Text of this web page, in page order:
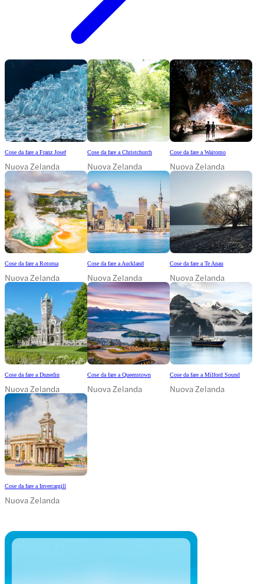
Cose da fare a Franz Josef
Nuova Zelanda
Cose da fare a Christchurch
Nuova Zelanda
Cose da fare a Waitomo
Nuova Zelanda
Cose da fare a Rotorua
Nuova Zelanda
Cose da fare a Auckland
Nuova Zelanda
Cose da fare a Te Anau
Nuova Zelanda
Cose da fare a Dunedin
Nuova Zelanda
Cose da fare a Queenstown
Nuova Zelanda
Cose da fare a Milford Sound
Nuova Zelanda
Cose da fare a Invercargill
Nuova Zelanda